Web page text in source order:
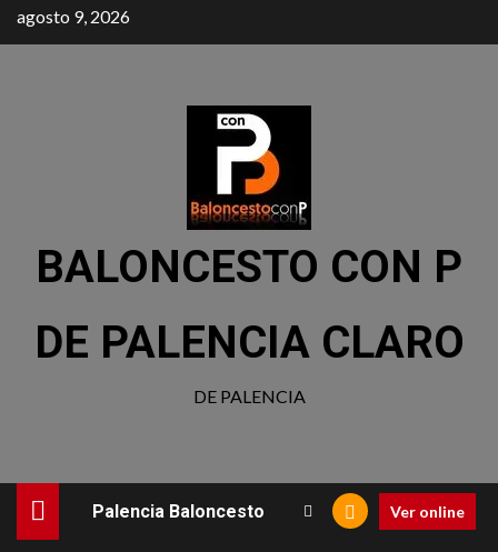
agosto 9, 2026
BALONCESTO CON P
DE PALENCIA CLARO
DE PALENCIA
Palencia Baloncesto Ver online